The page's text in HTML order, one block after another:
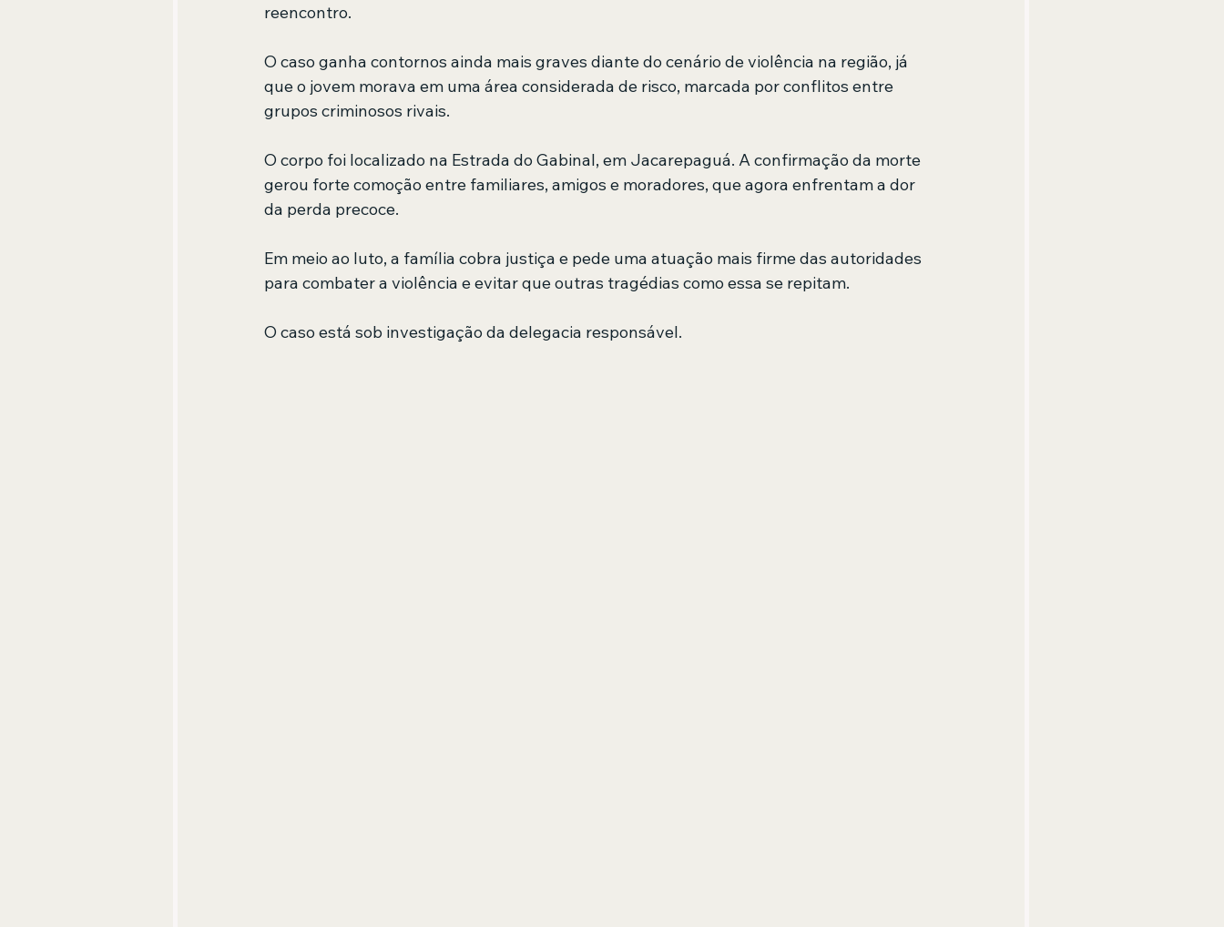
reencontro.
O caso ganha contornos ainda mais graves diante do cenário de violência na região, já
que o jovem morava em uma área considerada de risco, marcada por conflitos entre
grupos criminosos rivais.
O corpo foi localizado na Estrada do Gabinal, em Jacarepaguá. A confirmação da morte
gerou forte comoção entre familiares, amigos e moradores, que agora enfrentam a dor
da perda precoce.
Em meio ao luto, a família cobra justiça e pede uma atuação mais firme das autoridades
para combater a violência e evitar que outras tragédias como essa se repitam.
O caso está sob investigação da delegacia responsável.